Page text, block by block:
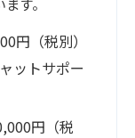
す。
円（税別）
ットサポー
円（税